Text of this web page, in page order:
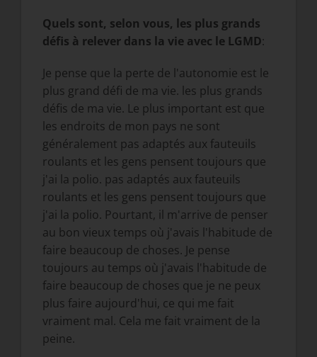
Quels sont, selon vous, les plus grands
défis à relever dans la vie avec le LGMD:
Je pense que la perte de l'autonomie est le
plus grand défi de ma vie. les plus grands
défis de ma vie. Le plus important est que
les endroits de mon pays ne sont
généralement pas adaptés aux fauteuils
roulants et les gens pensent toujours que
j'ai la polio. pas adaptés aux fauteuils
roulants et les gens pensent toujours que
j'ai la polio. Pourtant, il m'arrive de penser
au bon vieux temps où j'avais l'habitude de
faire beaucoup de choses. Je pense
toujours au temps où j'avais l'habitude de
faire beaucoup de choses que je ne peux
plus faire aujourd'hui, ce qui me fait
vraiment mal. Cela me fait vraiment de la
peine.